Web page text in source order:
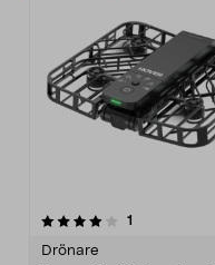
1
Drönare
5.0av 5 stjärnor